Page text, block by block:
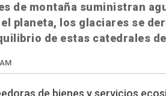
de montaña suministran
planeta, los glaciares se
de estas catedrales
de bienes y servicios